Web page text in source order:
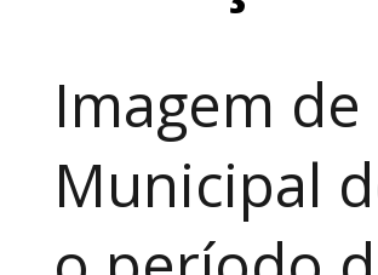
Imagem
Municipal